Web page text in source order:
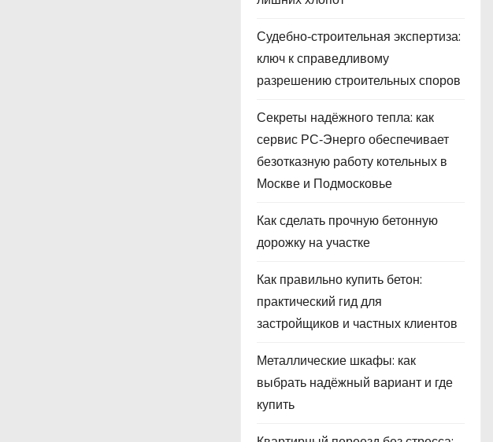
Судебно‑строительная экспертиза:
ключ к справедливому
разрешению строительных споров
Секреты надёжного тепла: как
сервис РС‑Энерго обеспечивает
безотказную работу котельных в
Москве и Подмосковье
Как сделать прочную бетонную
дорожку на участке
Как правильно купить бетон:
практический гид для
застройщиков и частных клиентов
Металлические шкафы: как
выбрать надёжный вариант и где
купить